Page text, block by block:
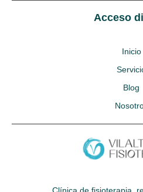
Clínica de fisioterapia,
Acceso
Inicio
Blog